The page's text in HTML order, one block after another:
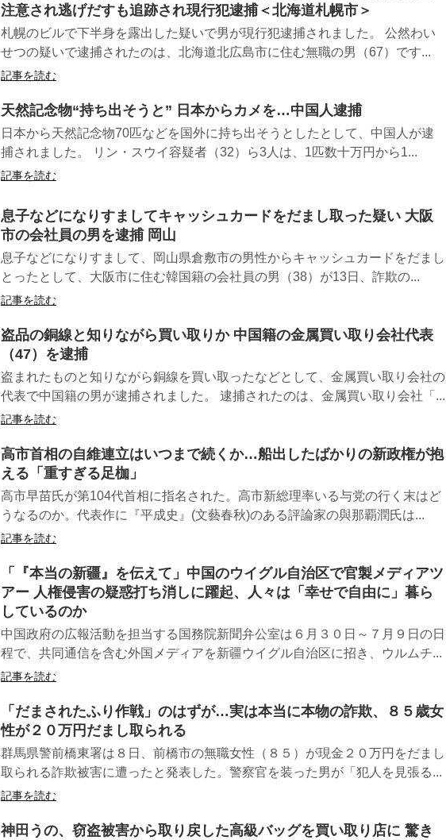
注意され逃げだすも追跡され現行犯逮捕＜北海道札幌市＞
札幌のビルで下半身を露出した疑いで男が現行犯逮捕されました。 公然わい
せつの疑いで逮捕されたのは、北海道北広島市に住む無職の男（67）です...
記事を読む
天然記念物“持ち出そうと” 日本からカメを…中国人逮捕
日本から天然記念物70匹などを国外に持ち出そうとしたとして、中国人が逮
捕されました。 リン・スウイ容疑者（32）ら3人は、1匹数十万円から1...
記事を読む
息子などになりすましてキャッシュカードをだまし取った疑い 大阪
市の会社員の男を逮捕 岡山
息子などになりすまして、岡山県倉敷市の男性からキャッシュカードをだまし
とったとして、大阪市に住む韓国籍の会社員の男（38）が13日、詐欺の...
記事を読む
盗品の銅線と知りながら買い取りか 中国籍の金属買い取り会社代表
（47）を逮捕
盗まれたものと知りながら銅線を買い取ったなどとして、金属買い取り会社の
代表で中国籍の男が逮捕されました。 逮捕されたのは、金属買い取り会社「...
記事を読む
高市首相の自維連立はいつまで続くか…船出したばかりの新政権が抱
える「重すぎる足枷」
高市早苗氏が第104代首相に指名された。高市新総理率いる与党の行く末はど
うなるのか。代表作に『平成史』(文藝春秋)のある評論家の與那覇潤氏は...
記事を読む
「『本当の新疆』を伝えて」中国のウイグル自治区で官製メディアツ
アー 人権侵害の疑惑打ち消しに躍起、人々は「幸せで自由に」暮ら
しているのか
中国政府の広報活動を担当する国務院新聞弁公室は６月３０日～７月９日の日
程で、共同通信を含む外国メディアを新疆ウイグル自治区に招き、ウルムチ...
記事を読む
「だまされたふり作戦」のはずが…実は本当に本物の詐欺、８５歳女
性が２０万円だまし取られる
群馬県警前橋東署は８日、前橋市の無職女性（８５）が現金２０万円をだまし
取られる詐欺被害に遭ったと発表した。警察官を装った男が「犯人を見張る...
記事を読む
神田うの、窃盗被害から取り戻した高級バッグを買い取り店に 驚き